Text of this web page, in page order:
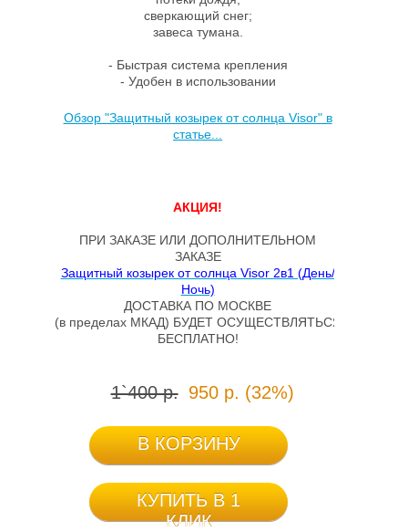
сверкающий снег;
завеса тумана.
- Быстрая система крепления
- Удобен в использовании
Обзор "Защитный козырек от солнца Visor" в
статье...
АКЦИЯ!
ПРИ ЗАКАЗЕ ИЛИ ДОПОЛНИТЕЛЬНОМ
ЗАКАЗЕ
Защитный козырек от солнца Visor 2в1 (День/
Ночь)
ДОСТАВКА ПО МОСКВЕ
(в пределах МКАД) БУДЕТ ОСУЩЕСТВЛЯТЬСЯ
БЕСПЛАТНО!
1`400 р. 950 р. (32%)
В КОРЗИНУ
КУПИТЬ В 1
КЛИК